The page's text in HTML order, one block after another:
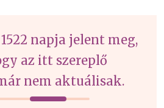
napja jelent meg,
az itt szereplő
nem aktuálisak.